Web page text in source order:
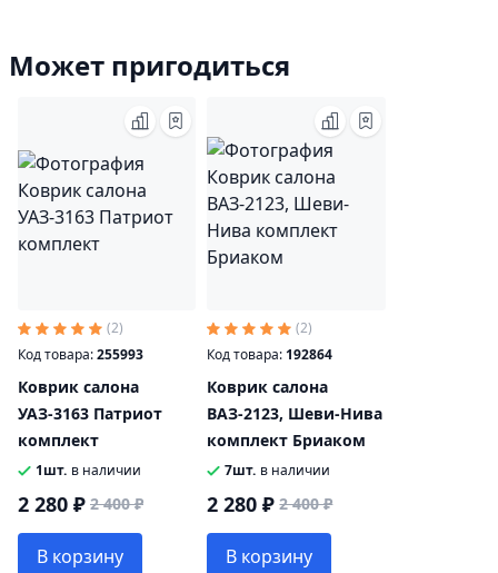
Может пригодиться
(2)
Код товара:255993
Коврик салона
УАЗ-3163 Патриот
комплект
1шт. в наличии
2 280 ₽ 2 400 ₽
В корзину
(2)
Код товара: 192864
Коврик салона
ВАЗ-2123, Шеви-Нива
комплект Бриаком
7шт. в наличии
2 280 ₽ 2 400 ₽
В корзину